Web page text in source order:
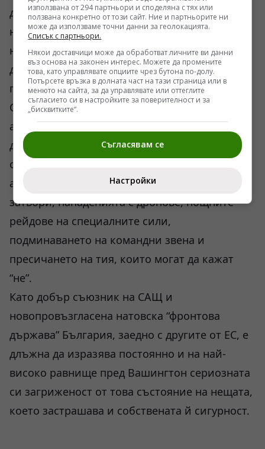
дейност, а и почти никакви терористични
нападения след 2006 г. не се свързвали с
неговата “Ал Каида”. Заети с измислянето на
дейност на “Ал Каида”, аналитиците на ЦРУ
проспаха раждането на “Ислямска държава”.
Статията на Хърш, която всеки знаещ
английски трябва да прочете, завършва с
думите: “лъгането на високо равнище си
остава начинът на действие на
американската политика, заедно с тайните
затвори, нападенията с дронове, нощните
рейдове на специалните сили,
подминаването на командни звена и
пресичането на тия, които могат да кажат
“не”.
Като добър съюзник на САЩ и
новопровъзгласена натовска “фронтова
държава” България, заедно с другите от ЕС, е
длъжна да изразява постоянно и на най-
високо равнище пред Вашингтон сериозната
си загриженост от това състояние на нещата,
което застрашава и собствената й сигурност.
използвана от 294 партньори и споделяна с тях или
ползвана конкретно от този сайт. Ние и партньорите ни
може да използваме точни данни за геолокацията.
Списък с партньори.
Някои доставчици може да обработват личните ви данни
въз основа на законен интерес. Можете да промените
това, като управлявате опциите чрез бутона по-долу.
Потърсете връзка в долната част на тази страница или в
менюто на сайта, за да управлявате или оттеглите
съгласието си в настройките за поверителност и за
„бисквитките“.
Съгласявам се
Настройки